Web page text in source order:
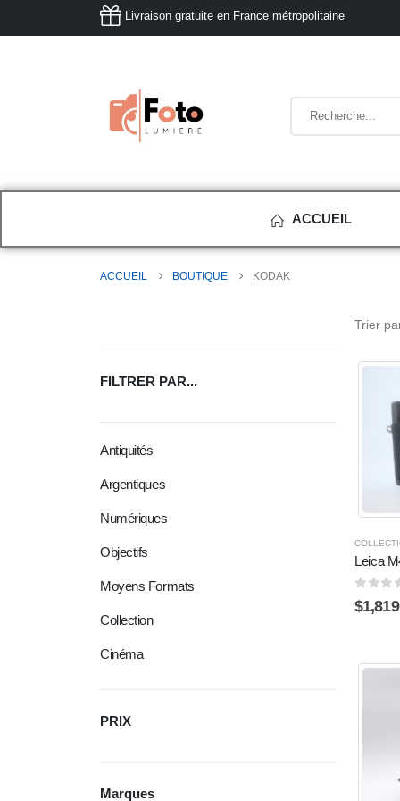
Livraison gratuite en France métropolitaine
ACCUEIL
ACCUEIL BOUTIQUE KODAK
Trier
Leica
0 sur 5
$
FILTRER PAR...
Antiquités
Argentiques
Numériques
Objectifs
Moyens Formats
Collection
Cinéma
PRIX
Marques